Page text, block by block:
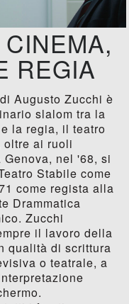
REGIA
Augusto Zucchi è
slalom tra la
la regia, il teatro
oltre ai ruoli
nel '68, si
Stabile come
come regista alla
Drammatica
Zucchi
il lavoro della
qualità di scrittura
o teatrale, a